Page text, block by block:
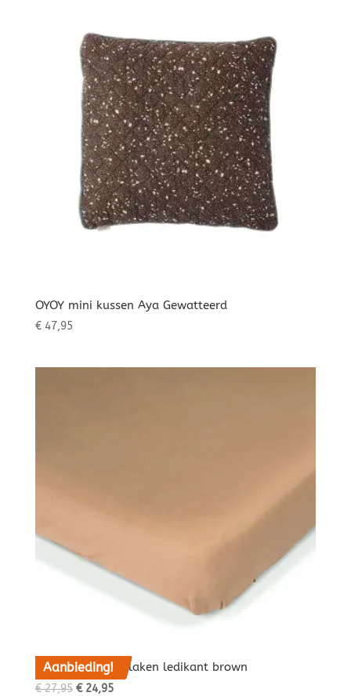
OYOY mini kussen Aya Gewatteerd
€47,95
Aanbieding!
That’s Mine hoeslaken ledikant brown
€27,95 Oorspronkelijke
€24,95Huidige